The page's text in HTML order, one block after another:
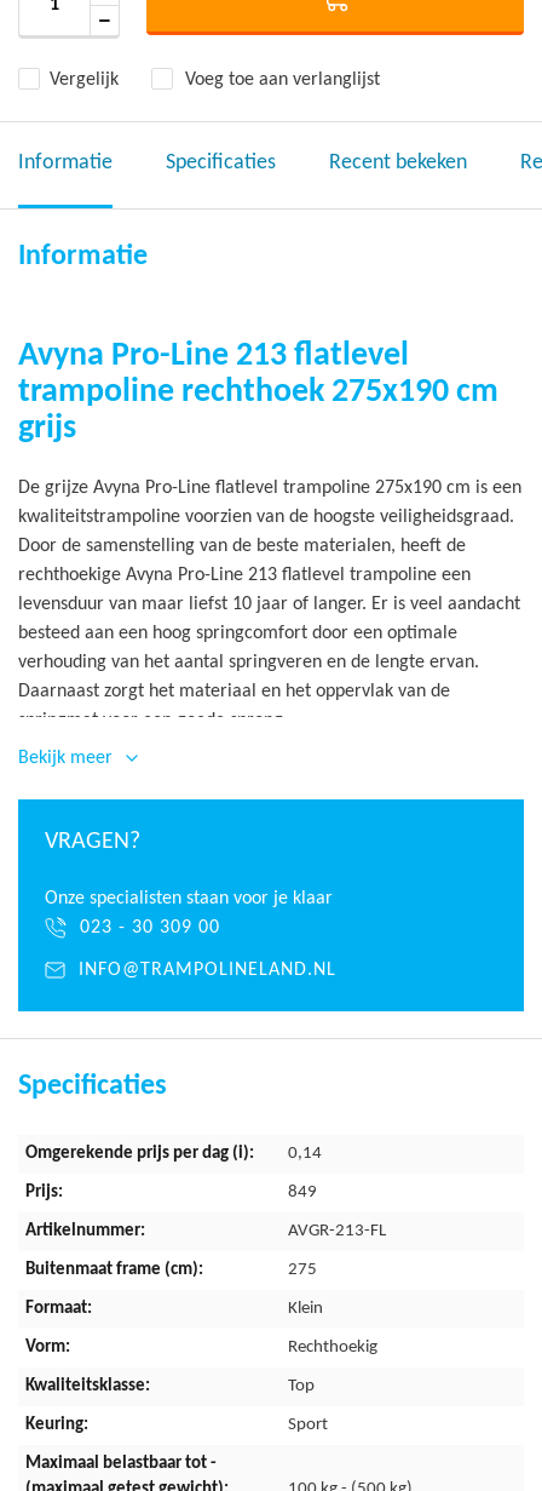
Vergelijk Voeg toe aan verlanglijst
Informatie Specificaties Recent bekeken
Informatie
Avyna Pro-Line 213 flatlevel
trampoline rechthoek 275x190 cm
grijs
De grijze Avyna Pro-Line flatlevel trampoline 275x190 cm is een
kwaliteitstrampoline voorzien van de hoogste veiligheidsgraad.
Door de samenstelling van de beste materialen, heeft de
rechthoekige Avyna Pro-Line 213 flatlevel trampoline een
levensduur van maar liefst 10 jaar of langer. Er is veel aandacht
besteed aan een hoog springcomfort door een optimale
verhouding van het aantal springveren en de lengte ervan.
Daarnaast zorgt het materiaal en het oppervlak van de
springmat voor een goede sprong.
De Avyna Pro-Line 213 flatlevel trampoline is een ingraaf
plateau geplaatst. De pvc platen rondom het frame zorgen
flatlevel 275x190 cm rechthoekige trampoline uiteindelijk
volledig gelijkvloers te staan. Groot voordeel hiervan is dat de
trampoline mooi in het tuinbeeld verwerkt wordt. Daarnaast is
De open weving van de springmat genereert tot wel 70% meer
luchtweerstand kan de mat gemakkelijker meebewegen met je
sprong. Zo kan je dus hoger springen en klappert de
een 10 cm extra flap om de veren af te schermen en heeft een
mooie afwerking!
Trampoline rand
Hoogwaardig randkussen voor optimale veiligheid
De waterafstotende rand is gemaakt van PVC met een dikte
van 0,6 mm
Bekijk meer
VRAGEN?
Onze specialisten staan voor je klaar
023 - 30 309 00
INFO@TRAMPOLINELAND.NL
Specificaties
Meer
0,14
849
AVGR-213-FL
275
Klein
Rechthoekig
Top
Sport